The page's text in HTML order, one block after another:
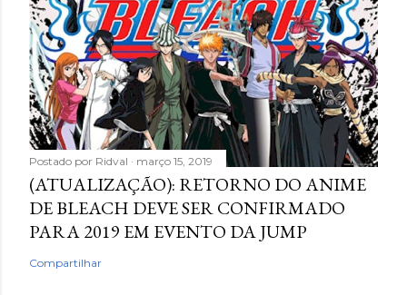
Postado por Ridval março 15, 2019
(ATUALIZAÇÃO): RETORNO DO ANIME
DE BLEACH DEVE SER CONFIRMADO
PARA 2019 EM EVENTO DA JUMP
Compartilhar